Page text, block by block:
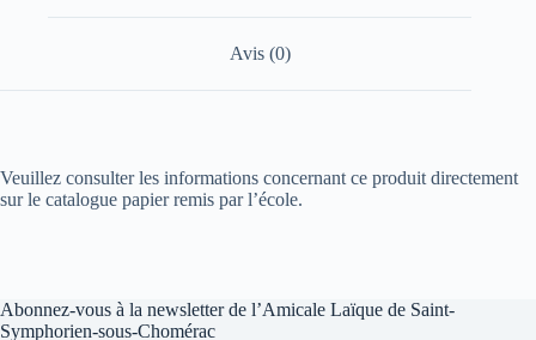
Avis (0)
Veuillez consulter les informations concernant ce produit directement
sur le catalogue papier remis par l’école.
Abonnez-vous à la newsletter de l’Amicale Laïque de Saint-
Symphorien-sous-Chomérac